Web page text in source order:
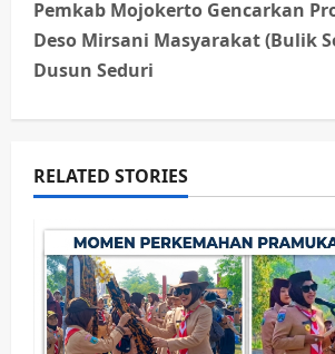
n
a
v
i
g
a
Pemkab Mojokerto Gencarkan
Deso Mirsani Masyarakat (Bulik
Dusun Seduri
RELATED STORIES